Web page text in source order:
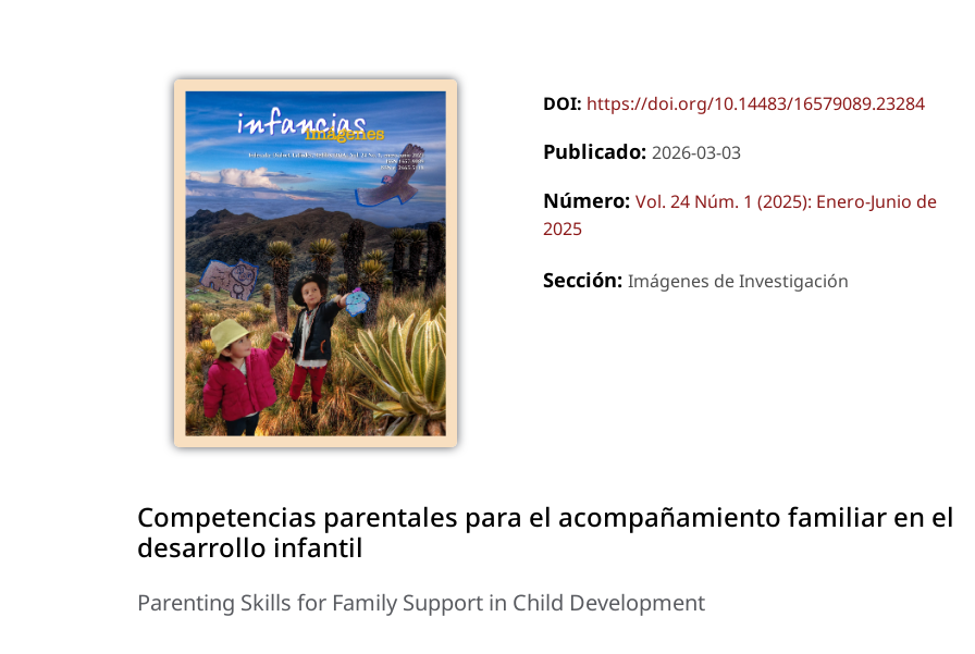
DOI: https://doi.org/10.14483/16579089.23284
Publicado: 2026-03-03
Número: Vol. 24 Núm. 1 (2025): Enero-Junio de
2025
Sección: Imágenes de Investigación
Competencias parentales para el acompañamiento familiar en el
desarrollo infantil
Parenting Skills for Family Support in Child Development